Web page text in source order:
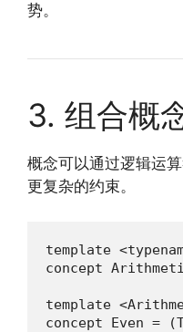
势。
3. 组合概
概念可以通过逻辑运
更复杂的约束。
template
concept
template
concept Even =